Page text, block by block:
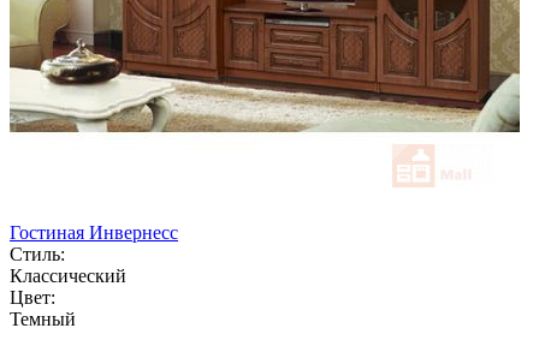
Гостиная Инвернесс
Стиль:
Классический
Цвет:
Темный